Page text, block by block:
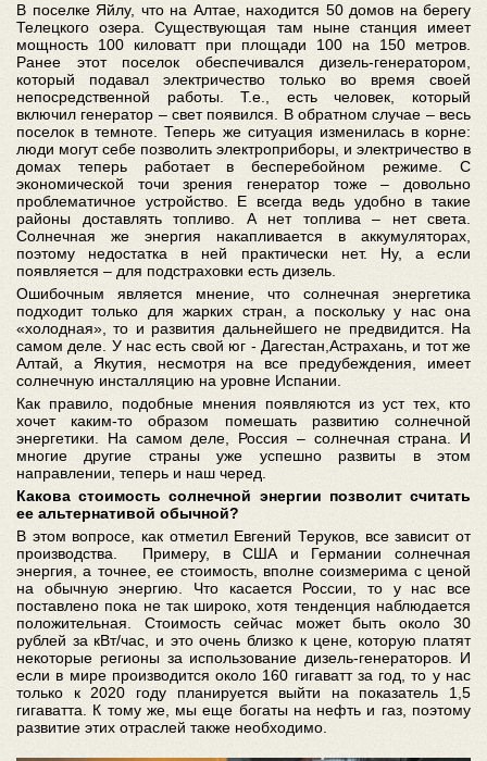
В поселке Яйлу, что на Алтае, находится 50 домов на берегу
Телецкого озера. Существующая там ныне станция имеет
мощность 100 киловатт при площади 100 на 150 метров.
Ранее этот поселок обеспечивался дизель-генератором,
который подавал электричество только во время своей
непосредственной работы. Т.е., есть человек, который
включил генератор – свет появился. В обратном случае – весь
поселок в темноте. Теперь же ситуация изменилась в корне:
люди могут себе позволить электроприборы, и электричество в
домах теперь работает в бесперебойном режиме. С
экономической точи зрения генератор тоже – довольно
проблематичное устройство. Е всегда ведь удобно в такие
районы доставлять топливо. А нет топлива – нет света.
Солнечная же энергия накапливается в аккумуляторах,
поэтому недостатка в ней практически нет. Ну, а если
появляется – для подстраховки есть дизель.
Ошибочным является мнение, что солнечная энергетика
подходит только для жарких стран, а поскольку у нас она
«холодная», то и развития дальнейшего не предвидится. На
самом деле. У нас есть свой юг - Дагестан,Астрахань, и тот же
Алтай, а Якутия, несмотря на все предубеждения, имеет
солнечную инсталляцию на уровне Испании.
Как правило, подобные мнения появляются из уст тех, кто
хочет каким-то образом помешать развитию солнечной
энергетики. На самом деле, Россия – солнечная страна. И
многие другие страны уже успешно развиты в этом
направлении, теперь и наш черед.
Какова стоимость солнечной энергии позволит считать
ее альтернативой обычной?
В этом вопросе, как отметил Евгений Теруков, все зависит от
производства. Примеру, в США и Германии солнечная
энергия, а точнее, ее стоимость, вполне соизмерима с ценой
на обычную энергию. Что касается России, то у нас все
поставлено пока не так широко, хотя тенденция наблюдается
положительная. Стоимость сейчас может быть около 30
рублей за кВт/час, и это очень близко к цене, которую платят
некоторые регионы за использование дизель-генераторов. И
если в мире производится около 160 гигаватт за год, то у нас
только к 2020 году планируется выйти на показатель 1,5
гигаватта. К тому же, мы еще богаты на нефть и газ, поэтому
развитие этих отраслей также необходимо.